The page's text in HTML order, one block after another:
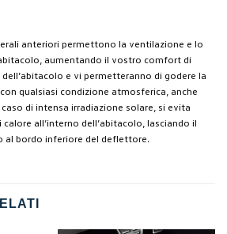
anteriori permettono la ventilazione e lo
aumentando il vostro comfort di
e vi permetteranno di godere la
qualsiasi condizione atmosferica, anche
di intensa irradiazione solare, si evita
all’interno dell’abitacolo, lasciando il
bordo inferiore del deflettore.